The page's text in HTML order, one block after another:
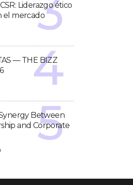
Liderazgo ético
el mercado
— THE BIZZ
Between
and Corporate